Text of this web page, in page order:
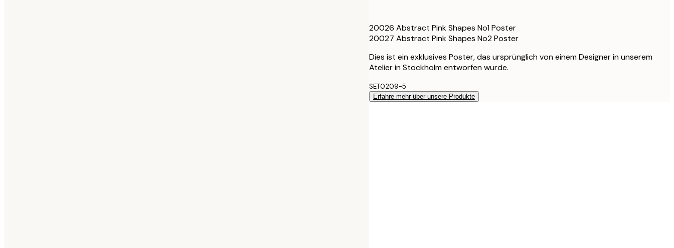
20026 Abstract Pink Shapes No1 Poster
20027 Abstract Pink Shapes No2 Poster
Dies ist ein exklusives Poster, das ursprünglich von einem Designer in unserem
Atelier in Stockholm entworfen wurde.
SET0209-5
Erfahre mehr über unsere Produkte